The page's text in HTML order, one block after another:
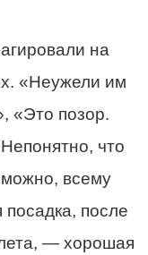
на
«Неужели им
«Это позор.
что
всему
после
— хорошая